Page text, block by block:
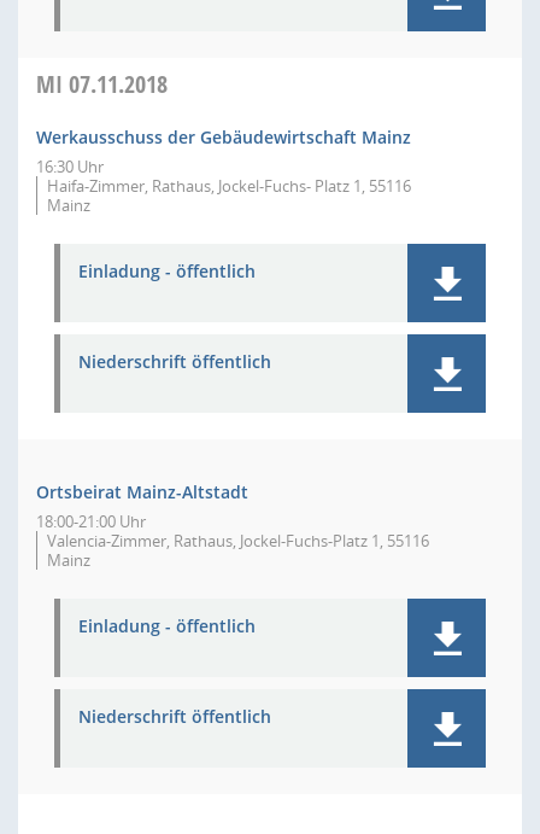
MI 07.11.2018
Werkausschuss der Gebäudewirtschaft Mainz
16:30 Uhr
Haifa-Zimmer, Rathaus, Jockel-Fuchs- Platz 1, 55116
Mainz
Einladung - öffentlich
Niederschrift öffentlich
Ortsbeirat Mainz-Altstadt
18:00-21:00 Uhr
Valencia-Zimmer, Rathaus, Jockel-Fuchs-Platz 1, 55116
Mainz
Einladung - öffentlich
Niederschrift öffentlich